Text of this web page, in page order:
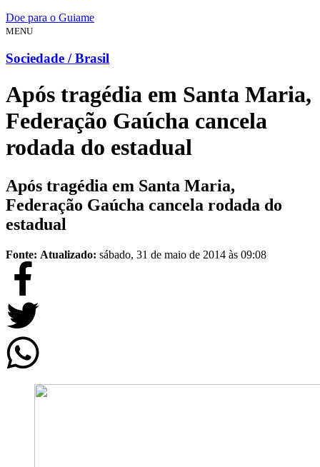
Doe para o Guiame
MENU
Sociedade / Brasil
Após tragédia em Santa Maria,
Federação Gaúcha cancela
rodada do estadual
Após tragédia em Santa Maria,
Federação Gaúcha cancela rodada do
estadual
Fonte: Atualizado: sábado, 31 de maio de 2014 às 09:08